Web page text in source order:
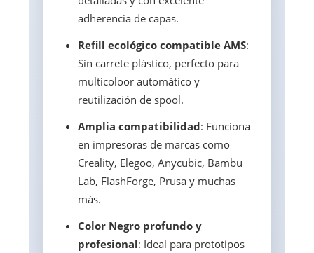
adherencia de capas.
Refill ecológico compatible AMS:
Sin carrete plástico, perfecto para
multicoloor automático y
reutilización de spool.
Amplia compatibilidad: Funciona
en impresoras de marcas como
Creality, Elegoo, Anycubic, Bambu
Lab, FlashForge, Prusa y muchas
más.
Color Negro profundo y
profesional: Ideal para prototipos